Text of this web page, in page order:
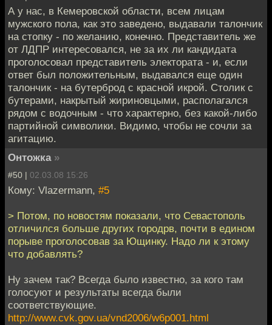
А у нас, в Кемеровской области, всем лицам
мужского пола, как это заведено, выдавали талончик
на стопку - по желанию, конечно. Представитель же
от ЛДПР интересовался, не за их ли кандидата
проголосовал представитель электората - и, если
ответ был положительным, выдавался еще один
талончик - на бутерброд с красной икрой. Столик с
бутерами, накрытый жириновцыми, располагался
рядом с водочным - что характерно, без какой-либо
партийной символики. Видимо, чтобы не сочли за
агитацию.
Онтожка »
#50 | 02.03.08 15:26
Кому: Vlazermann, #5
> Потом, по новостям показали, что Севастополь
отличился больше других городрв, почти в едином
порыве проголосовав за Ющинку. Надо ли к этому
что добавлять?
Ну зачем так? Всегда было известно, за кого там
голосуют и результаты всегда были
соответствующие.
http://www.cvk.gov.ua/vnd2006/w6p001.html